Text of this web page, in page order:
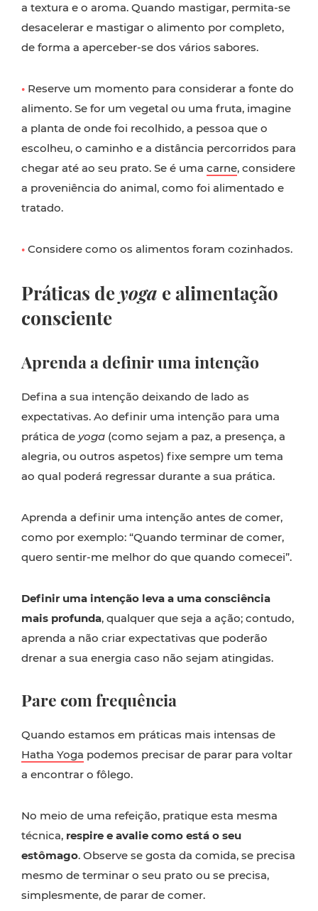
a textura e o aroma. Quando mastigar, permita-se
desacelerar e mastigar o alimento por completo,
de forma a aperceber-se dos vários sabores.
• Reserve um momento para considerar a fonte do
alimento. Se for um vegetal ou uma fruta, imagine
a planta de onde foi recolhido, a pessoa que o
escolheu, o caminho e a distância percorridos para
chegar até ao seu prato. Se é uma carne, considere
a proveniência do animal, como foi alimentado e
tratado.
• Considere como os alimentos foram cozinhados.
Práticas deyoga e alimentação
consciente
Aprenda a definir uma intenção
Defina a sua intenção deixando de lado as
expectativas. Ao definir uma intenção para uma
prática de yoga (como sejam a paz, a presença, a
alegria, ou outros aspetos) fixe sempre um tema
ao qual poderá regressar durante a sua prática.
Aprenda a definir uma intenção antes de comer,
como por exemplo: “Quando terminar de comer,
quero sentir-me melhor do que quando comecei”.
Definir uma intenção leva a uma consciência
mais profunda, qualquer que seja a ação; contudo,
aprenda a não criar expectativas que poderão
drenar a sua energia caso não sejam atingidas.
Pare com frequência
Quando estamos em práticas mais intensas de
Hatha Yoga podemos precisar de parar para voltar
a encontrar o fôlego.
No meio de uma refeição, pratique esta mesma
técnica, respire e avalie como está o seu
estômago. Observe se gosta da comida, se precisa
mesmo de terminar o seu prato ou se precisa,
simplesmente, de parar de comer.